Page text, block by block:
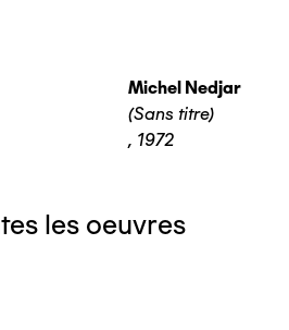
Michel Nedjar
(Sans titre)
, 1972
les oeuvres